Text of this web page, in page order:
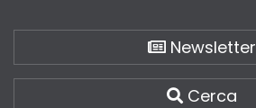
Newsletter
Cerca